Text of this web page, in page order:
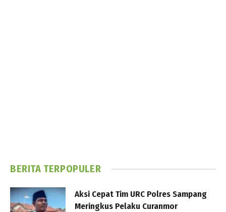
BERITA TERPOPULER
Aksi Cepat Tim URC Polres Sampang
Meringkus Pelaku Curanmor